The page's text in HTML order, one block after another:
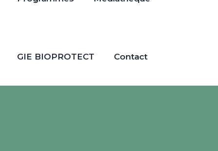
GIE BIOPROTECT Contact